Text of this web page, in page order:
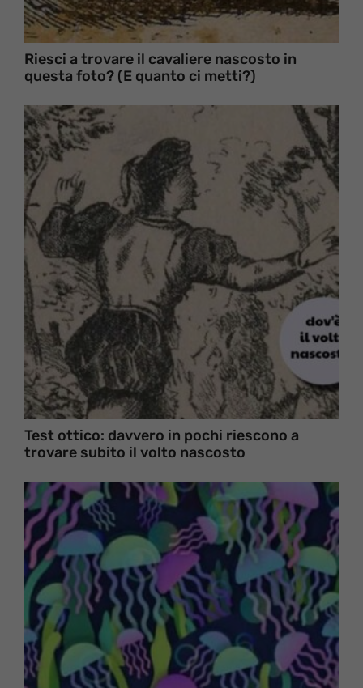
Riesci a trovare il cavaliere nascosto in
questa foto? (E quanto ci metti?)
Test ottico: davvero in pochi riescono a
trovare subito il volto nascosto